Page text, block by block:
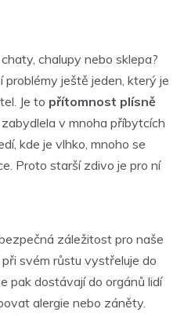
chalupy nebo sklepa?
ještě jeden, který je
Je to přítomnost plísně
v mnoha příbytcích
kde je vlhko, mnoho se
Proto starší zdivo je pro ní
záležitost pro naše
svém růstu vystřeluje do
pak dostávají do orgánů lidí
alergie nebo záněty.